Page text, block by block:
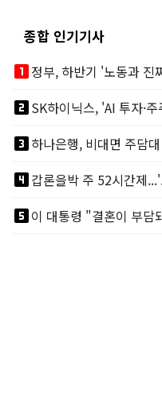
종합 인기기사
looks_one
looks_two
looks_3하나은행, 비대면 주담
looks_4갑론을박 주 52시간제
looks_5